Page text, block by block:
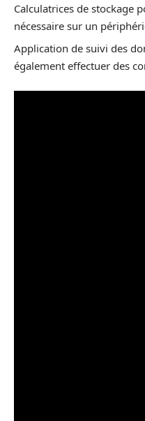
Calculatrices de stockage
nécessaire sur un
Application de suivi des
également effectuer des